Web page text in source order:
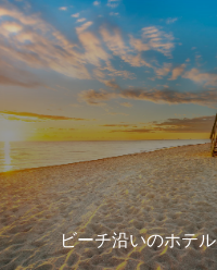
ビーチ沿いのホテル